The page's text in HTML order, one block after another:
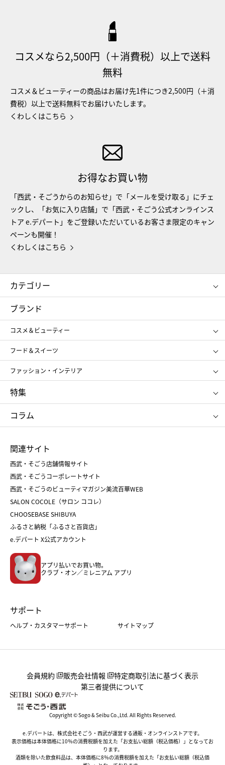
コスメなら2,500円（＋消費税）以上で送料
無料
コスメ＆ビューティーの商品はお届け先1件につき2,500円（＋消
費税）以上で送料無料でお届けいたします。
くわしくはこちら
お得なお買い物
「西武・そごうからのお知らせ」で「メールを受け取る」にチェ
ックし、「お気に入り店舗」で「西武・そごう公式オンラインス
トア e.デパート」をご登録いただいているお客さま限定のキャン
ペーンも開催！
くわしくはこちら
カテゴリー
コスメ＆ビューティー
ギフト
レディース
メンズ
スポーツ・アウトドア
お中元
お歳暮
ブランド
コスメ＆ビューティー
SHISEIDO
ポール&ジョー ボーテ
ジルスチュアート
NARS
RMK
クリニーク
SK-Ⅱ
フード＆スイーツ
アンリ・シャルパンティエ
ゴディバ
新宿高野
たねや
ねんりん家
ファッション・インテリア
ポロ ラルフ ローレン
タケオ キクチ
ママ＆キッズ
シュタイフ
特集
お中元
ひな人形
五月人形
父の日
クリスマスケーキ
ホワイトデー
コラム
菓子折り
和菓子
人気のギフト
バレンタイン
ホワイトデー
おせち
フード
ホーム・キッチン＆アート
関連サイト
西武・そごう店舗情報サイト
西武・そごうコーポレートサイト
西武・そごうのビューティマガジン美流百華WEB
SALON COCOLE（サロン ココレ）
CHOOSEBASE SHIBUYA
ふるさと納税「ふるさと百貨店」
e.デパート X公式アカウント
アプリ払いでお買い物。
クラブ・オン／ミレニアム アプリ
サポート
ヘルプ・カスタマーサポート サイトマップ
会員規約 販売会社情報
特定商取引法に基づく表示
第三者提供について
Copyright © Sogo & Seibu Co.,Ltd. All Rights Reserved.
e.デパートは、株式会社そごう・西武が運営する通販・オンラインストアです。
表示価格は本体価格に10％の消費税額を加えた「お支払い総額（税込価格）」となってお
ります。
酒類を除いた飲食料品は、本体価格に8％の消費税額を加えた「お支払い総額（税込価